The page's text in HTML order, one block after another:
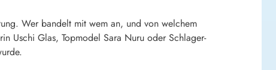
Wer bandelt mit wem an, und von welchem
Uschi Glas, Topmodel Sara Nuru oder Schlager-